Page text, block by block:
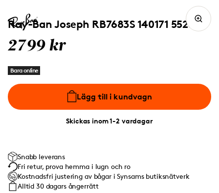
Ray-Ban Joseph RB7683S 140171 5520
2799 kr
Bara online
Lägg till i kundvagn
Skickas inom 1-2 vardagar
Snabb leverans
Fri retur, prova hemma i lugn och ro
Kostnadsfri justering av bågar i Synsams butiksnätverk
Alltid 30 dagars ångerrätt